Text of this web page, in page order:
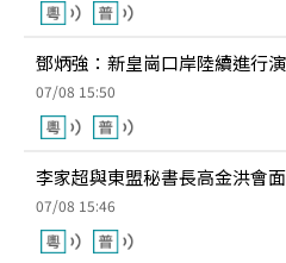
鄧炳強：新皇崗口岸陸續進行
07/08 15:50
李家超與東盟秘書長高金洪會
07/08 15:46